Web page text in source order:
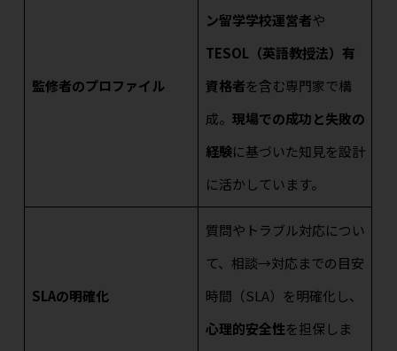
監修者のプロファイル
ン留学学校運営者や
TESOL（英語教授法）有
資格者を含む専門家で構
成。 現場での成功と失敗の
経験に基づいた知見を設計
に活かしています。
SLAの明確化
質問やトラブル対応につい
て、相談→対応までの目安
時間（SLA）を明確化し、
心理的安全性を担保しま